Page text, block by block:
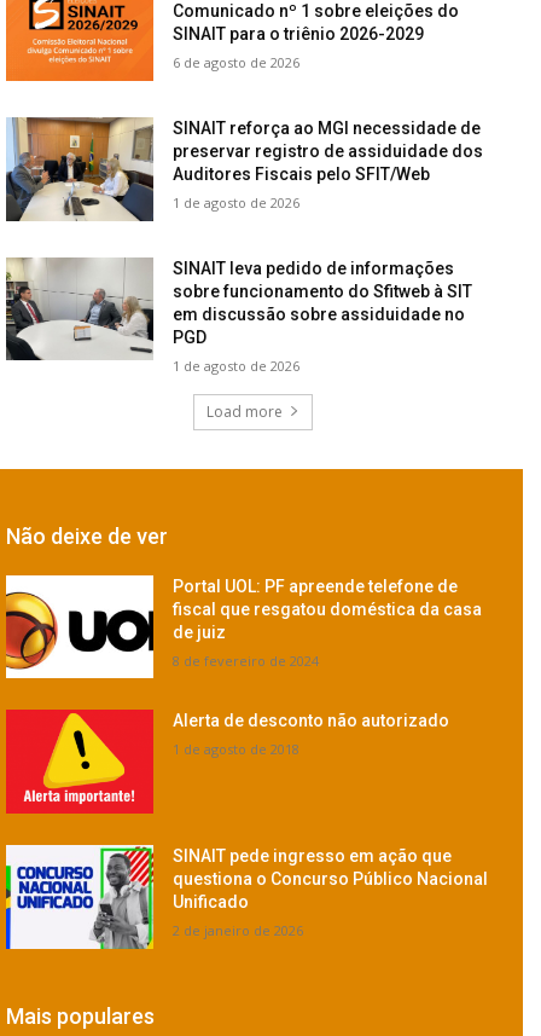
Comunicado nº 1 sobre eleições do
SINAIT para o triênio 2026-2029
6 de agosto de 2026
SINAIT reforça ao MGI necessidade de
preservar registro de assiduidade dos
Auditores Fiscais pelo SFIT/Web
1 de agosto de 2026
SINAIT leva pedido de informações
sobre funcionamento do Sfitweb à SIT
em discussão sobre assiduidade no
PGD
1 de agosto de 2026
Load more
Não deixe de ver
Portal UOL: PF apreende telefone de
fiscal que resgatou doméstica da casa
de juiz
8 de fevereiro de 2024
Alerta de desconto não autorizado
1 de agosto de 2018
SINAIT pede ingresso em ação que
questiona o Concurso Público Nacional
Unificado
2 de janeiro de 2026
Mais populares